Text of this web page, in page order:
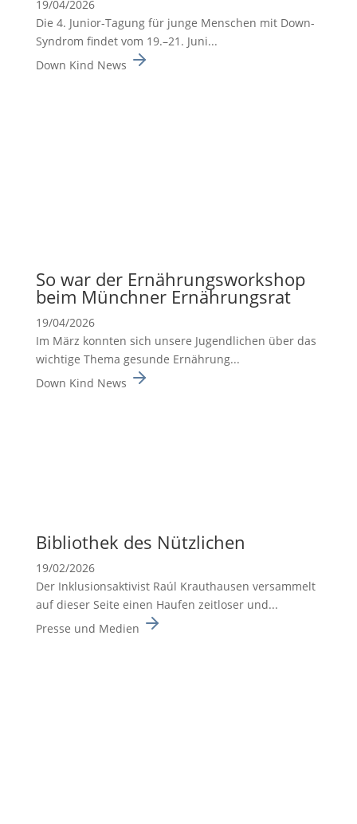
19/04/2026
Die 4. Junior-Tagung für junge Menschen mit Down-
Syndrom findet vom 19.–21. Juni...
Down Kind News
So war der Ernäh­rungs­work­shop
beim Münchner Ernäh­rungsrat
19/04/2026
Im März konnten sich unsere Jugend­li­chen über das
wichtige Thema gesunde Ernäh­rung...
Down Kind News
Biblio­thek des Nützli­chen
19/02/2026
Der Inklusionsaktivist Raúl Krauthausen versammelt
auf dieser Seite einen Haufen zeitloser und...
Presse und Medien